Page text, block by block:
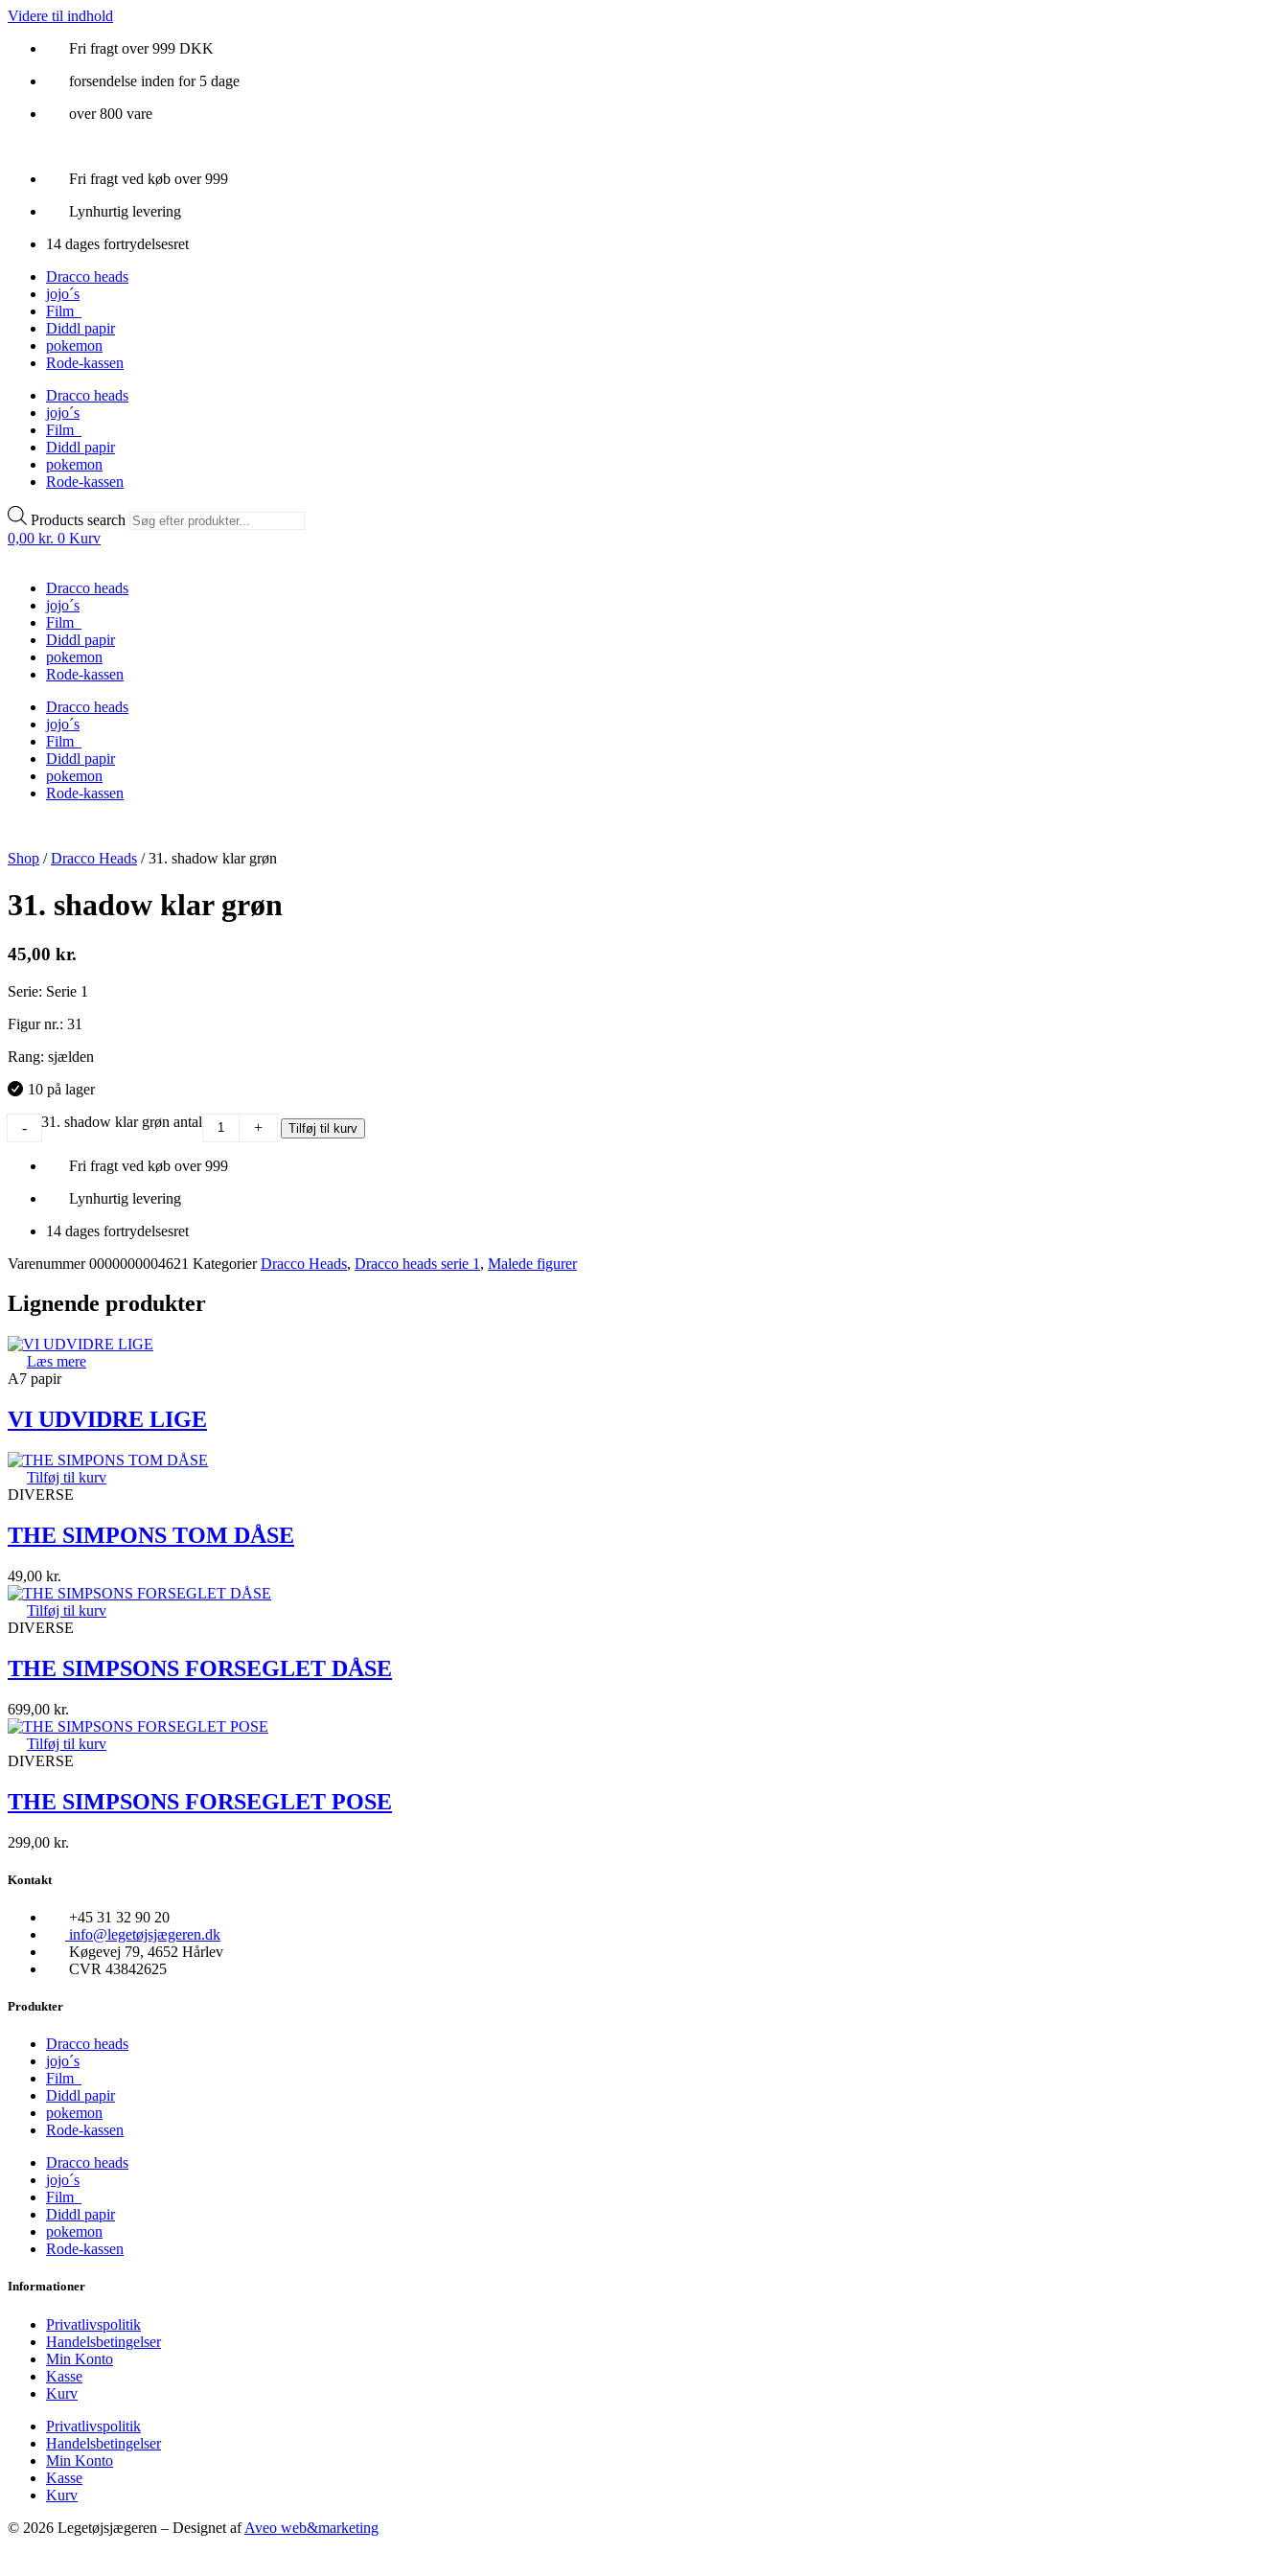
Videre til indhold
Fri fragt over 999 DKK
forsendelse inden for 5 dage
over 800 vare
Fri fragt ved køb over 999
Lynhurtig levering
14 dages fortrydelsesret
Dracco heads
jojo´s
Film
Diddl papir
pokemon
Rode-kassen
Dracco heads
jojo´s
Film
Diddl papir
pokemon
Rode-kassen
Products search
0,00 kr. 0 Kurv
Dracco heads
jojo´s
Film
Diddl papir
pokemon
Rode-kassen
Dracco heads
jojo´s
Film
Diddl papir
pokemon
Rode-kassen
Shop /Dracco Heads /31. shadow klar grøn
31. shadow klar grøn
45,00 kr.
Serie: Serie 1
Figur nr.: 31
Rang: sjælden
10 på lager
- 31. shadow klar grøn antal + Tilføj til kurv
Fri fragt ved køb over 999
Lynhurtig levering
14 dages fortrydelsesret
Varenummer0000000004621 Kategorier Dracco Heads, Dracco heads serie 1 , Malede figurer
Lignende produkter
Læs mere
A7 papir
VI UDVIDRE LIGE
Tilføj til kurv
DIVERSE
THE SIMPONS TOM DÅSE
49,00 kr.
Tilføj til kurv
DIVERSE
THE SIMPSONS FORSEGLET DÅSE
699,00 kr.
Tilføj til kurv
DIVERSE
THE SIMPSONS FORSEGLET POSE
299,00 kr.
Kontakt
+45 31 32 90 20
info@legetøjsjægeren.dk
Køgevej 79, 4652 Hårlev
CVR 43842625
Produkter
Dracco heads
jojo´s
Film
Diddl papir
pokemon
Rode-kassen
Dracco heads
jojo´s
Film
Diddl papir
pokemon
Rode-kassen
Informationer
Privatlivspolitik
Handelsbetingelser
Min Konto
Kasse
Kurv
Privatlivspolitik
Handelsbetingelser
Min Konto
Kasse
Kurv
© 2026 Legetøjsjægeren – Designet afAveo web&marketing